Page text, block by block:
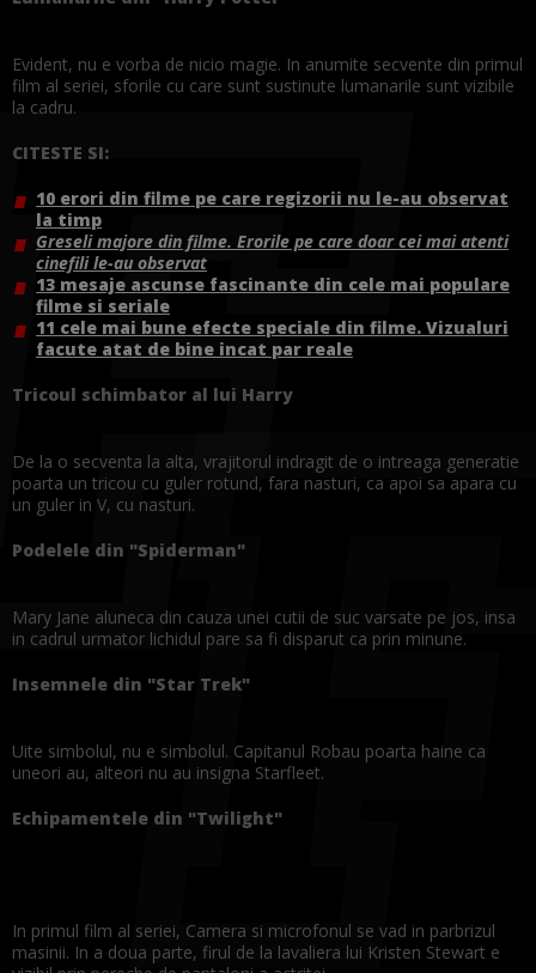
Evident, nu e vorba de nicio magie. In anumite secvente din primul
film al seriei, sforile cu care sunt sustinute lumanarile sunt vizibile
la cadru.
CITESTE SI:
10 erori din filme pe care regizorii nu le-au observat
la timp
Greseli majore din filme. Erorile pe care doar cei mai atenti
cinefili le-au observat
13 mesaje ascunse fascinante din cele mai populare
filme si seriale
11 cele mai bune efecte speciale din filme. Vizualuri
facute atat de bine incat par reale
Tricoul schimbator al lui Harry
De la o secventa la alta, vrajitorul indragit de o intreaga generatie
poarta un tricou cu guler rotund, fara nasturi, ca apoi sa apara cu
un guler in V, cu nasturi.
Podelele din "Spiderman"
Mary Jane aluneca din cauza unei cutii de suc varsate pe jos, insa
in cadrul urmator lichidul pare sa fi disparut ca prin minune.
Insemnele din "Star Trek"
Uite simbolul, nu e simbolul. Capitanul Robau poarta haine ca
uneori au, alteori nu au insigna Starfleet.
Echipamentele din "Twilight"
In primul film al seriei, Camera si microfonul se vad in parbrizul
masinii. In a doua parte, firul de la lavaliera lui Kristen Stewart e